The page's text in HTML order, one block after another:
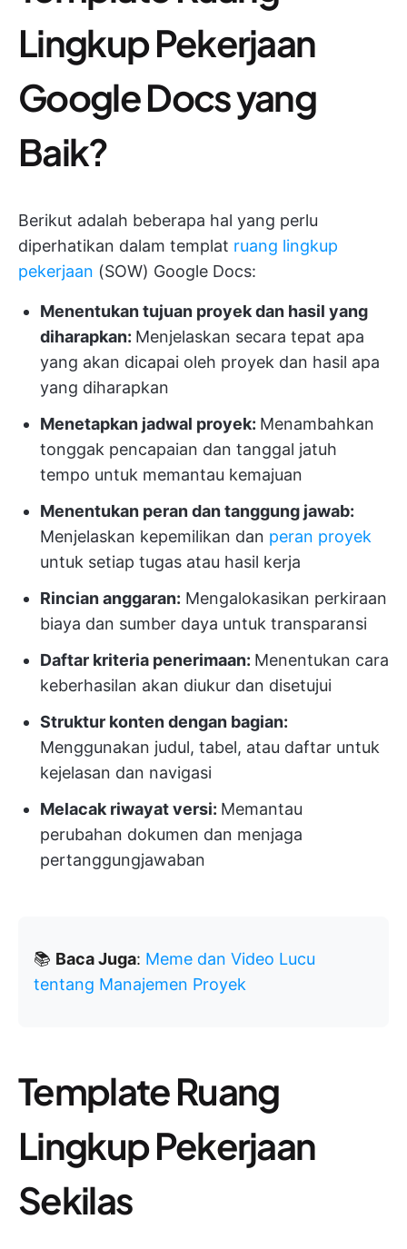
Lingkup Pekerjaan
Google Docs yang
Baik?
Berikut adalah beberapa hal yang perlu
diperhatikan dalam templat ruang lingkup
pekerjaan (SOW) Google Docs:
Menentukan tujuan proyek dan hasil yang
diharapkan: Menjelaskan secara tepat apa
yang akan dicapai oleh proyek dan hasil apa
yang diharapkan
Menetapkan jadwal proyek: Menambahkan
tonggak pencapaian dan tanggal jatuh
tempo untuk memantau kemajuan
Menentukan peran dan tanggung jawab:
Menjelaskan kepemilikan dan peran proyek
untuk setiap tugas atau hasil kerja
Rincian anggaran: Mengalokasikan perkiraan
biaya dan sumber daya untuk transparansi
Daftar kriteria penerimaan: Menentukan cara
keberhasilan akan diukur dan disetujui
Struktur konten dengan bagian:
Menggunakan judul, tabel, atau daftar untuk
kejelasan dan navigasi
Melacak riwayat versi: Memantau
perubahan dokumen dan menjaga
pertanggungjawaban
📚 Baca Juga: Meme dan Video Lucu
tentang Manajemen Proyek
Template Ruang
Lingkup Pekerjaan
Sekilas